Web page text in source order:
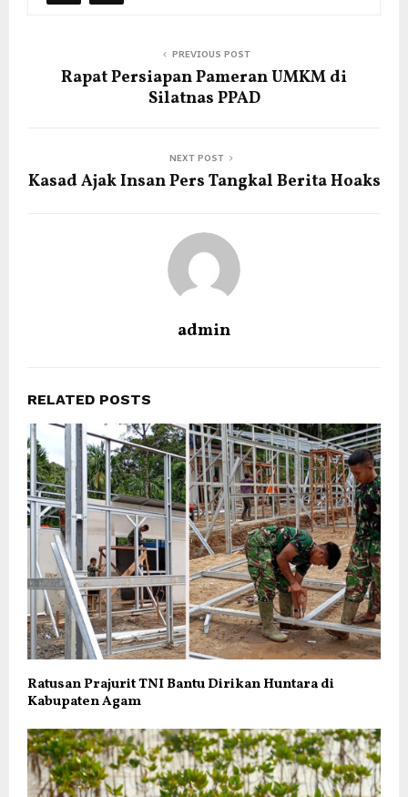
PREVIOUS POST
Rapat Persiapan Pameran UMKM di
Silatnas PPAD
NEXT POST
Kasad Ajak Insan Pers Tangkal Berita Hoaks
admin
RELATED POSTS
Ratusan Prajurit TNI Bantu Dirikan Huntara di
Kabupaten Agam